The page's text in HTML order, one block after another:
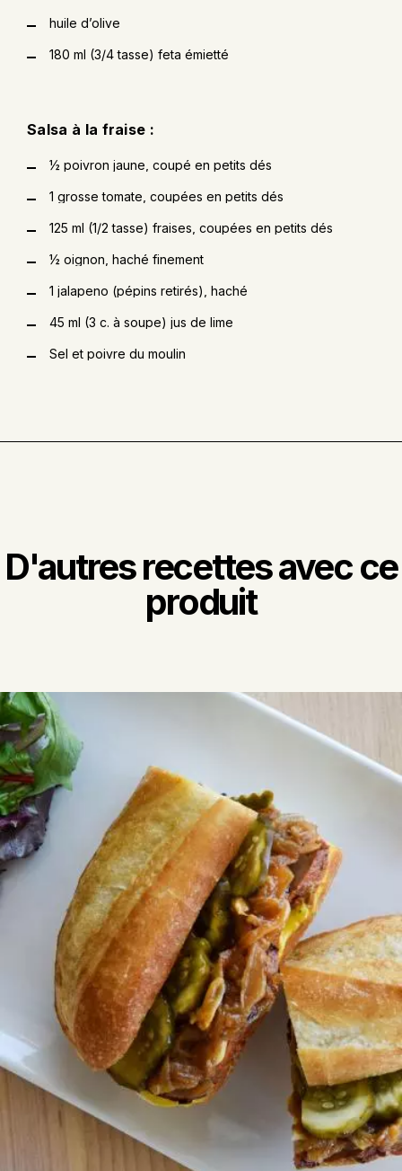
huile d’olive
180 ml (3/4 tasse) feta émietté
Salsa à la fraise :
½ poivron jaune, coupé en petits dés
1 grosse tomate, coupées en petits dés
125 ml (1/2 tasse) fraises, coupées en petits dés
½ oignon, haché finement
1 jalapeno (pépins retirés), haché
45 ml (3 c. à soupe) jus de lime
Sel et poivre du moulin
D'autres recettes avec ce
produit